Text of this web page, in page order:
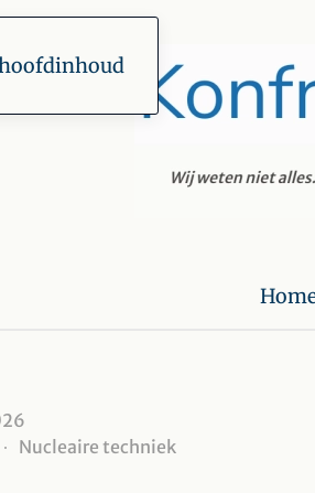
Nucleaire techniek